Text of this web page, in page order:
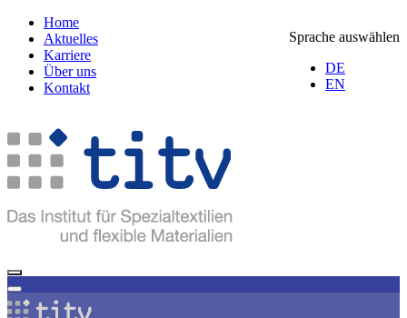
Sprache auswählen
DE
EN
Home
Aktuelles
Karriere
Über uns
Kontakt